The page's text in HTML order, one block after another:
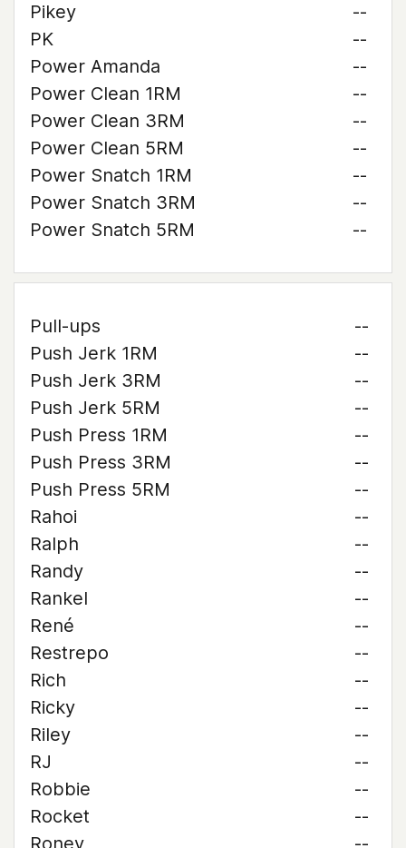
Pikey
--
PK
--
Power Amanda
--
Power Clean 1RM
--
Power Clean 3RM
--
Power Clean 5RM
--
Power Snatch 1RM
--
Power Snatch 3RM
--
Power Snatch 5RM
--
Pull-ups
--
Push Jerk 1RM
--
Push Jerk 3RM
--
Push Jerk 5RM
--
Push Press 1RM
--
Push Press 3RM
--
Push Press 5RM
--
Rahoi
--
Ralph
--
Randy
--
Rankel
--
René
--
Restrepo
--
Rich
--
Ricky
--
Riley
--
RJ
--
Robbie
--
Rocket
--
Roney
--